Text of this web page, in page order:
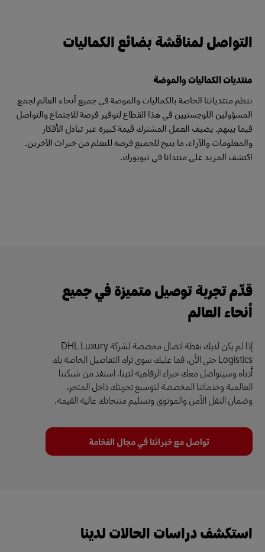
التواصل لمناقشة بضائع الكماليات
منتديات الكماليات والموضة
ننظم منتدياتنا الخاصة بالكماليات والموضة في جميع أنحاء العالم لجمع
المسؤولين اللوجستيين في هذا القطاع لتوفير فرصة للاجتماع والتواصل
فيما بينهم. يضيف العمل المشترك قيمة كبيرة عبر تبادل الأفكار
والمعلومات والآراء، ما يتيح للجميع فرصة للتعلم من خبرات الآخرين.
اكتشف المزيد على منتدانا في نيويورك.
قدّم تجربة توصيل متميزة في جميع
أنحاء العالم
إذا لم يكن لديك نقطة اتصال مخصصة لشركة DHL Luxury
Logistics حتى الآن، فما عليك سوى ترك التفاصيل الخاصة بك
أدناه وسيتواصل معك خبراء الرفاهية لدينا. استفد من شبكتنا
العالمية وخدماتنا المخصصة لتوسيع تجربتك داخل المتجر،
وضمان النقل الآمن والموثوق وتسليم منتجاتك عالية القيمة.
تواصل مع خبرائنا في مجال الفخامة
استكشف دراسات الحالات لدينا